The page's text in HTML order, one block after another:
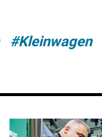
#Kleinwagen